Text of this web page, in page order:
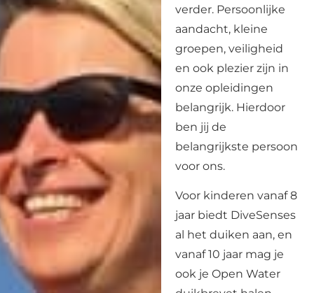
verder. Persoonlijke
aandacht, kleine
groepen, veiligheid
en ook plezier zijn in
onze opleidingen
belangrijk. Hierdoor
ben jij de
belangrijkste persoon
voor ons.
Voor kinderen vanaf 8
jaar biedt DiveSenses
al het duiken aan, en
vanaf 10 jaar mag je
ook je Open Water